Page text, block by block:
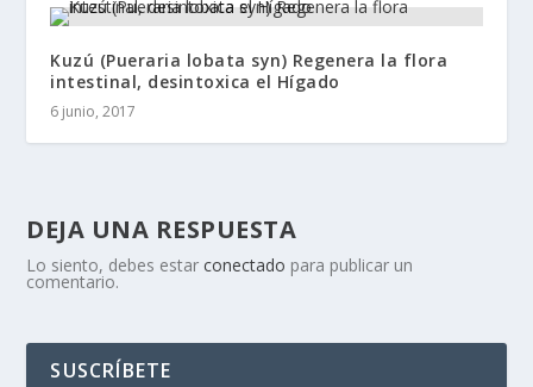
Kuzú (Pueraria lobata syn) Regenera la flora
intestinal, desintoxica el Hígado
6 junio, 2017
DEJA UNA RESPUESTA
Lo siento, debes estarconectado para publicar un
comentario.
SUSCRÍBETE